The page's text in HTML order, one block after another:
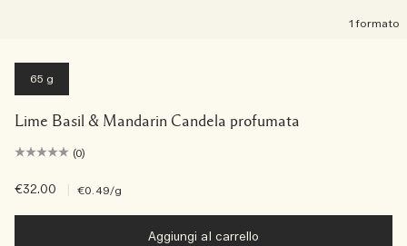
1 formato
65 g
Lime Basil & Mandarin Candela profumata
(0)
€32.00 €0.49/g
Aggiungi al carrello